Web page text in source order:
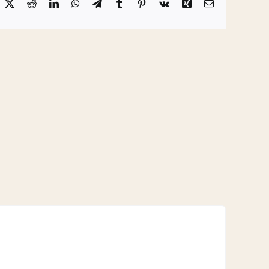
Reddit LinkedInWhatsAppTelegram
TumblrPinterest
Vk Xing